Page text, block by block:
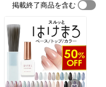
掲載終了商品を含む